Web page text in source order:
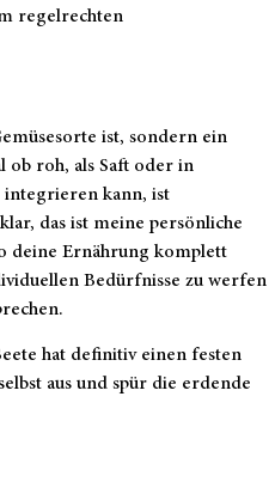
regelrechten
ist, sondern ein
ob roh, als Saft oder in
integrieren kann, ist
das ist meine persönliche
deine Ernährung komplett
Bedürfnisse zu werfen
hat definitiv einen festen
aus und spür die erdende